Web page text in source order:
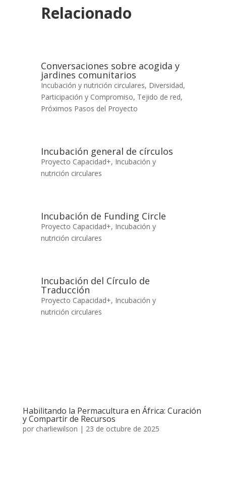
Relacionado
Conversaciones sobre acogida y
jardines comunitarios
Incubación y nutrición circulares, Diversidad,
Participación y Compromiso, Tejido de red,
Próximos Pasos del Proyecto
Incubación general de círculos
Proyecto Capacidad+, Incubación y
nutrición circulares
Incubación de Funding Circle
Proyecto Capacidad+, Incubación y
nutrición circulares
Incubación del Círculo de
Traducción
Proyecto Capacidad+, Incubación y
nutrición circulares
Habilitando la Permacultura en África: Curación
y Compartir de Recursos
por charliewilson | 23 de octubre de 2025